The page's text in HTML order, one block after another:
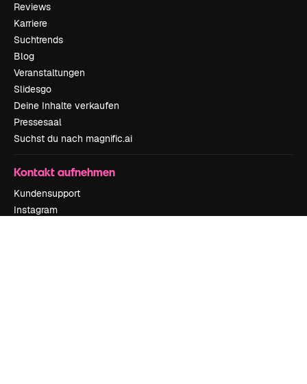
Reviews
Karriere
Suchtrends
Blog
Veranstaltungen
Slidesgo
Deine Inhalte verkaufen
Pressesaal
Suchst du nach magnific.ai
Kontakt aufnehmen
Kundensupport
Instagram